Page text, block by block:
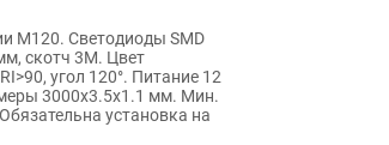
M120. Светодиоды SMD
скотч 3M. Цвет
угол 120°. Питание 12
3000х3.5х1.1 мм. Мин.
установка на